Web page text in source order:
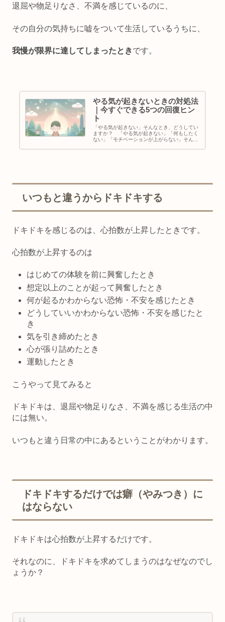
退屈や物足りなさ、不満を感じているのに、
その自分の気持ちに嘘をついて生活している うちに、
我慢が限界に達してしまったときです。
やる気が起きないときの対処法
｜今すぐできる5つの回復ヒン
ト
「やる気が起きない」そんなとき、どうしてい
ますか？ 「やる気が起きない」「何もしたく
ない」「モチベーションが上がらない」そんな
いつもと違うからドキドキする
ドキドキを感じるのは、心拍数が上昇したときです。
心拍数が上昇するのは
はじめての体験を前に興奮したとき
想定以上のことが起って興奮したとき
何が起るかわからない恐怖・不安を感じたとき
どうしていいかわからない恐怖・不安を感じたと
き
気を引き締めたとき
心が張り詰めたとき
運動したとき
こうやって見てみると
ドキドキは、退屈や物足りなさ、不満を感じる生活の中
には無い。
いつもと違う日常の中にある ということがわかります。
ドキドキするだけでは癖（やみつき）に
はならない
ドキドキは心拍数が上昇するだけです。
それなのに、ドキドキを求めてしまうのはなぜなのでし
ょうか？